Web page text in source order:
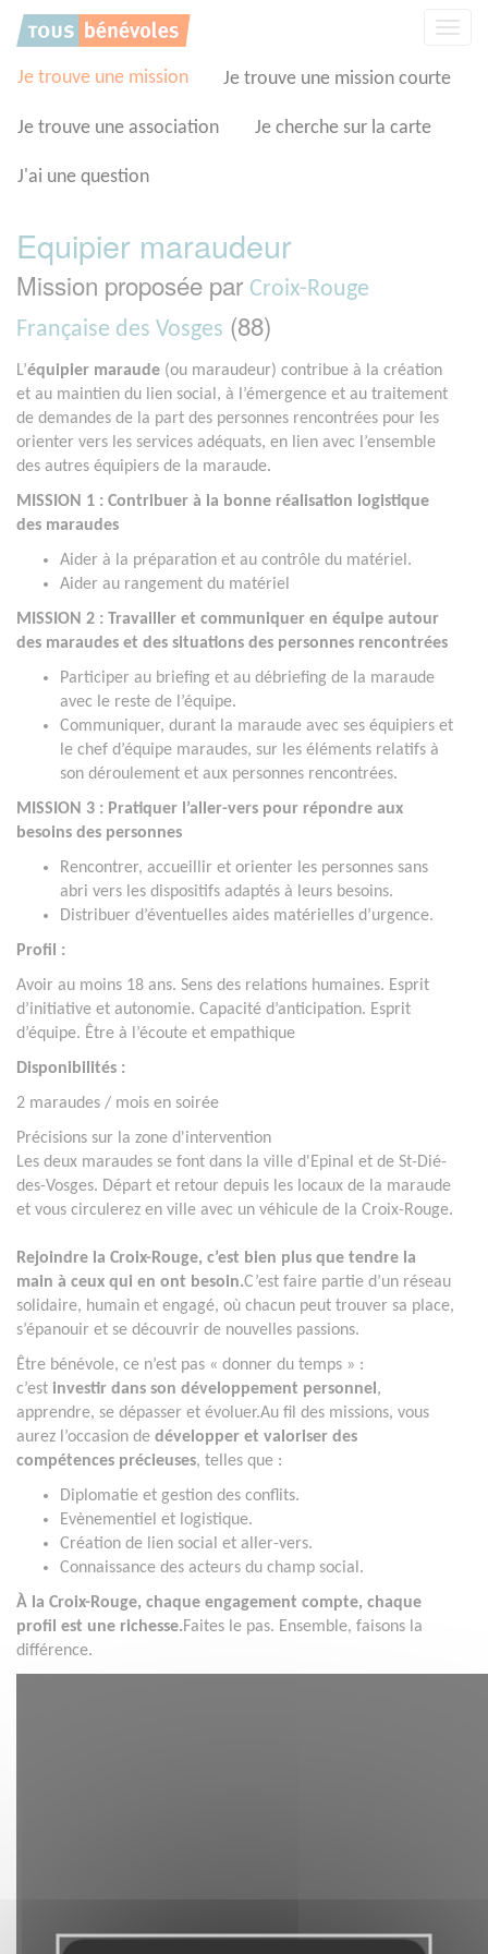
Je trouve une mission Je trouve une mission courte
Je trouve une association Je cherche sur la carte
J'ai une question
Equipier maraudeur
Mission proposée par Croix-Rouge
Française des Vosges (88)
L’équipier maraude (ou maraudeur) contribue à la création
et au maintien du lien social, à l’émergence et au traitement
de demandes de la part des personnes rencontrées pour les
orienter vers les services adéquats, en lien avec l’ensemble
des autres équipiers de la maraude.
MISSION 1 : Contribuer à la bonne réalisation logistique
des maraudes
Aider à la préparation et au contrôle du matériel.
Aider au rangement du matériel
MISSION 2 : Travailler et communiquer en équipe autour
des maraudes et des situations des personnes rencontrées
Participer au briefing et au débriefing de la maraude
avec le reste de l’équipe.
Communiquer, durant la maraude avec ses équipiers et
le chef d’équipe maraudes, sur les éléments relatifs à
son déroulement et aux personnes rencontrées.
MISSION 3 : Pratiquer l’aller-vers pour répondre aux
besoins des personnes
Rencontrer, accueillir et orienter les personnes sans
abri vers les dispositifs adaptés à leurs besoins.
Distribuer d’éventuelles aides matérielles d’urgence.
Profil :
Avoir au moins 18 ans. Sens des relations humaines. Esprit
d’initiative et autonomie. Capacité d’anticipation. Esprit
d’équipe. Être à l’écoute et empathique
Disponibilités :
2 maraudes / mois en soirée
Précisions sur la zone d'intervention
Les deux maraudes se font dans la ville d'Epinal et de St-Dié-
des-Vosges. Départ et retour depuis les locaux de la maraude
et vous circulerez en ville avec un véhicule de la Croix-Rouge.
Rejoindre la Croix-Rouge, c’est bien plus que tendre la
main à ceux qui en ont besoin.C’est faire partie d’un réseau
solidaire, humain et engagé, où chacun peut trouver sa place,
s’épanouir et se découvrir de nouvelles passions.
Être bénévole, ce n’est pas « donner du temps » :
c’est investir dans son développement personnel ,
apprendre, se dépasser et évoluer.Au fil des missions, vous
aurez l’occasion de développer et valoriser des
compétences précieuses, telles que :
Diplomatie et gestion des conflits.
Evènementiel et logistique.
Création de lien social et aller-vers.
Connaissance des acteurs du champ social.
À la Croix-Rouge, chaque engagement compte, chaque
profil est une richesse.Faites le pas. Ensemble, faisons la
différence.
Panneau de gestion des cookies